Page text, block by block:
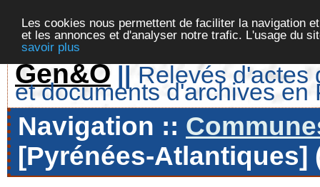
Les cookies nous permettent de faciliter la navigation
et les annonces et d'analyser notre trafic. L'usage du
savoir plus
Gen&O || Relevés d'actes
et documents d'archives en
Navigation ::
[Pyrénées-Atlantiques]